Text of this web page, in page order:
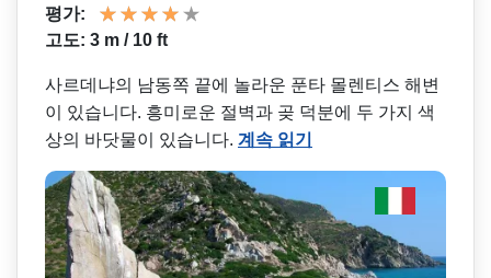
평가:
고도: 3 m / 10 ft
사르데냐의 남동쪽 끝에 놀라운 푼타 몰렌티스 해변
이 있습니다. 흥미로운 절벽과 곶 덕분에 두 가지 색
상의 바닷물이 있습니다. 계속 읽기